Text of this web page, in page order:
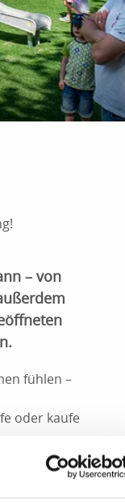
– von
fühlen –
oder kaufe